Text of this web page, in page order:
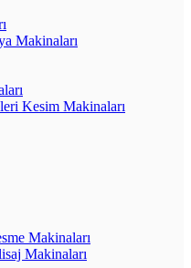
Makinaları
Kesim Makinaları
Makinaları
Makinaları